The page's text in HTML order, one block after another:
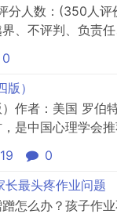
分人数：(350人
、不评判、负责
示与孩子沟通的
示爱的真相，直戳
沟通...
0
）
者：美国 罗伯
是中国心理学会
清晰，图片部分
花花，如果有问题
0
最头疼作业问题
怎么办？孩子作